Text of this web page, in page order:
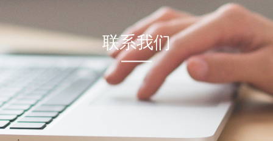
新闻动态 联系我们